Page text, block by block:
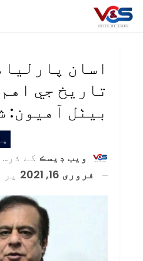
اسان
تاريخ جي
بيٺل آهيون:
ويب ڊيسڪ کے ذریعہ
فروری 16, 2021
پر